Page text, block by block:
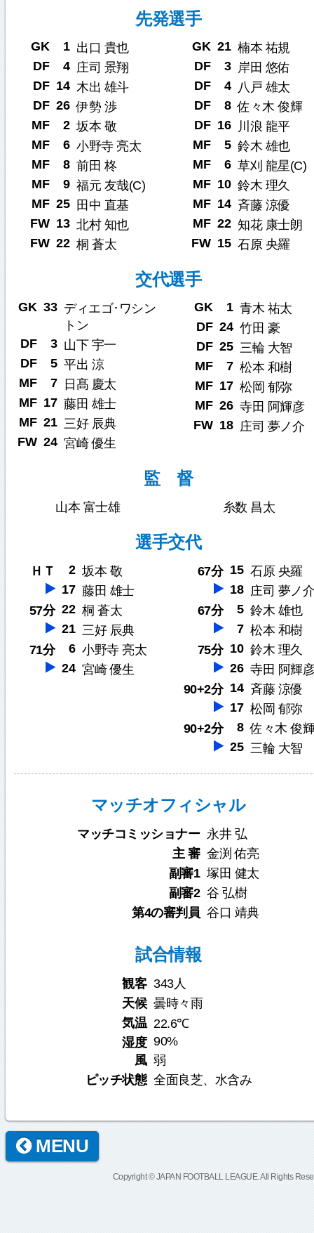
先発選手
GK 1 出口 貴也
DF
4 庄司 景翔
DF 14 木出 雄斗
DF 26 伊勢 渉
MF
2 坂本 敬
MF
6 小野寺 亮太
MF
8 前田 柊
MF
9 福元 友哉(C)
MF 25
田中 直基
FW 13 北村 知也
FW 22 桐 蒼太
GK 21 楠本 祐規
DF
3 岸田 悠佑
DF
4 八戸 雄太
DF
8 佐々木 俊輝
DF 16
川浪 龍平
MF
5 鈴木 雄也
MF
6 草刈 龍星(C)
MF 10 鈴木 理久
MF 14 斉藤 涼優
MF 22 知花 康士朗
FW 15 石原 央羅
交代選手
GK 33 ディエゴ･ワシン
トン
DF
3 山下 宇一
DF
5 平出 涼
MF
7
日髙 慶太
MF 17 藤田 雄士
MF 21 三好 辰典
FW 24 宮崎 優生
GK 1 青木 祐太
DF 24 竹田 豪
DF 25 三輪 大智
MF
7 松本 和樹
MF 17 松岡 郁弥
MF 26 寺田 阿輝彦
FW 18 庄司 夢ノ介
監 督
山本 富士雄 糸数 昌太
選手交代
ＨＴ 2 坂本 敬
17 藤田 雄士
57分 22 桐 蒼太
21 三好 辰典
71分
6 小野寺 亮太
24 宮崎 優生
67分 15 石原 央羅
18 庄司 夢ノ介
67分
5 鈴木 雄也
7 松本 和樹
75分 10 鈴木 理久
26 寺田 阿輝彦
90+2分 14 斉藤 涼優
17 松岡 郁弥
90+2分
8 佐々木 俊輝
25 三輪 大智
マッチオフィシャル
マッチコミッショナー 永井 弘
主 審 金渕 佑亮
副審1 塚田 健太
副審2 谷 弘樹
第4の審判員 谷口 靖典
試合情報
観客 343人
天候 曇時々雨
気温 22.6℃
湿度 90%
風 弱
ピッチ状態 全面良芝、水含み
MENU
Copyright © JAPAN FOOTBALL LEAGUE. All Rights